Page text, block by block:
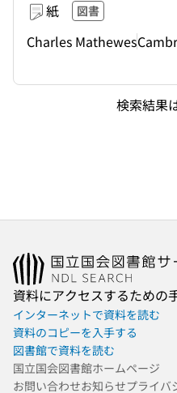
紙 図書
Charles Mathewes
検索結果
資料にアクセスするための
インターネットで資料を読む
資料のコピーを入手する
図書館で資料を読む
国立国会図書館ホームページ
お問い合わせお知らせプライバ